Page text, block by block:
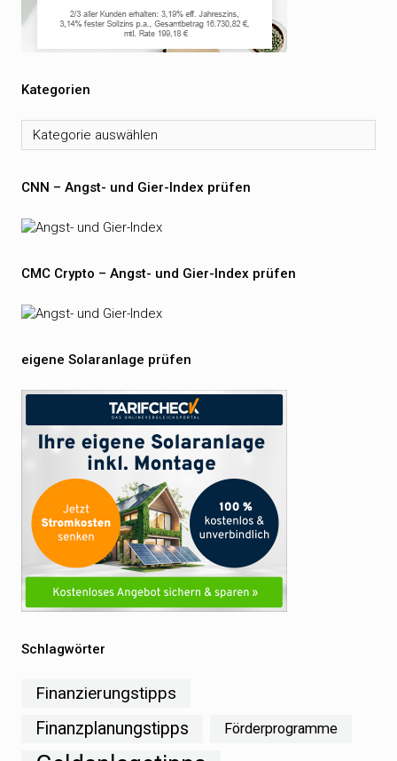
Kategorien
Kategorien
CNN – Angst- und Gier-Index prüfen
CMC Crypto – Angst- und Gier-Index prüfen
eigene Solaranlage prüfen
Schlagwörter
Finanzierungstipps
Finanzplanungstipps
Förderprogramme